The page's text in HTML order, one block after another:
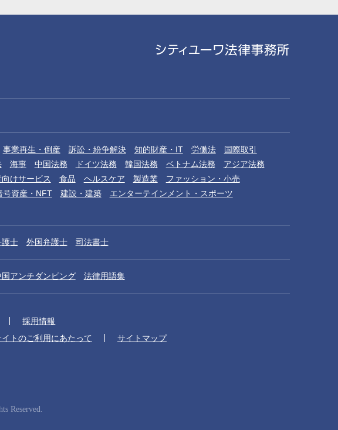
事業再生・倒産 訴訟・紛争解決 知的財産・IT 労働法
国際取引
海事 中国法務 ドイツ法務 韓国法務 ベトナム法務
アジア法務
けサービス 食品 ヘルスケア 製造業
ファッション・小売
号資産・NFT 建設・建築
エンターテインメント・スポーツ
士 外国弁護士 司法書士
国アンチダンピング 法律用語集
採用情報
イトのご利用にあたって サイトマップ
Reserved.